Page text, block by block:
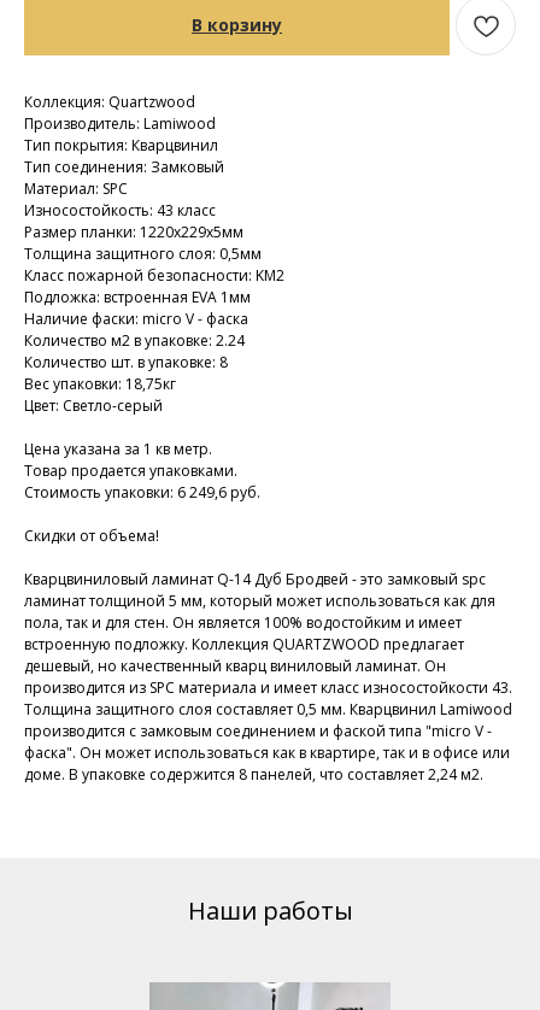
В корзину
Коллекция: Quartzwood
Производитель: Lamiwood
Тип покрытия: Кварцвинил
Тип соединения: Замковый
Материал: SPC
Износостойкость: 43 класс
Размер планки: 1220х229х5мм
Толщина защитного слоя: 0,5мм
Класс пожарной безопасности: KM2
Подложка: встроенная EVA 1мм
Наличие фаски: micro V - фаска
Количество м2 в упаковке: 2.24
Количество шт. в упаковке: 8
Вес упаковки: 18,75кг
Цвет: Светло-серый
Цена указана за 1 кв метр.
Товар продается упаковками.
Стоимость упаковки: 6 249,6 руб.
Скидки от объема!
Кварцвиниловый ламинат Q-14 Дуб Бродвей - это замковый spc
ламинат толщиной 5 мм, который может использоваться как для
пола, так и для стен. Он является 100% водостойким и имеет
встроенную подложку. Коллекция QUARTZWOOD предлагает
дешевый, но качественный кварц виниловый ламинат. Он
производится из SPC материала и имеет класс износостойкости 43.
Толщина защитного слоя составляет 0,5 мм. Кварцвинил Lamiwood
производится с замковым соединением и фаской типа "micro V -
фаска". Он может использоваться как в квартире, так и в офисе или
доме. В упаковке содержится 8 панелей, что составляет 2,24 м2.
Наши работы